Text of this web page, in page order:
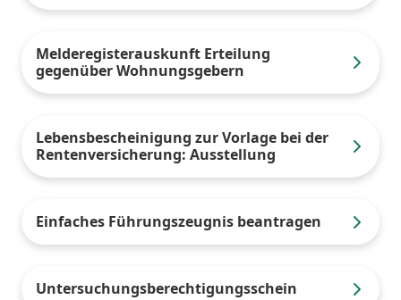
Melderegisterauskunft Erteilung
gegenüber Wohnungsgebern
Lebensbescheinigung zur Vorlage bei der
Rentenversicherung: Ausstellung
Einfaches Führungszeugnis beantragen
Untersuchungsberechtigungsschein